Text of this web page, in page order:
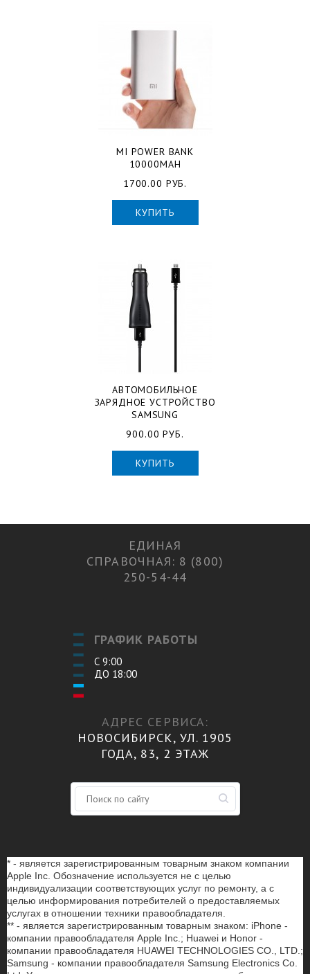
MI POWER BANK
10000MAH
1700.00 РУБ.
КУПИТЬ
АВТОМОБИЛЬНОЕ
ЗАРЯДНОЕ УСТРОЙСТВО
SAMSUNG
900.00 РУБ.
КУПИТЬ
ЕДИНАЯ
СПРАВОЧНАЯ: 8 (800)
250-54-44
ГРАФИК РАБОТЫ
С 9:00
ДО 18:00
АДРЕС СЕРВИСА:
НОВОСИБИРСК, УЛ. 1905
ГОДА, 83, 2 ЭТАЖ
* - является зарегистрированным товарным знаком компании
Apple Inc. Обозначение используется не с целью
индивидуализации соответствующих услуг по ремонту, а с
целью информирования потребителей о предоставляемых
услугах в отношении техники правообладателя.
** - является зарегистрированным товарным знаком: iPhone -
компании правообладателя Apple Inc.; Huawei и Honor -
компании правообладателя HUAWEI TECHNOLOGIES CO., LTD.;
Samsung - компании правообладателя Samsung Electronics Co.